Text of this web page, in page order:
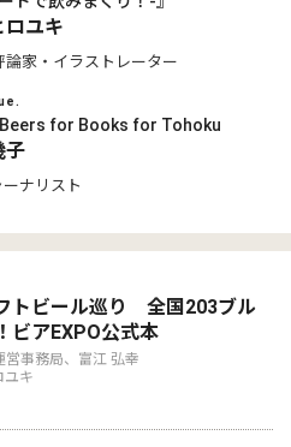
ロユキ
論家・イラストレーター
for Books for Tohoku
子
ーナリスト
トビール巡り 全国203ブル
ビアEXPO公式本
営事務局、富江 弘幸
ユキ